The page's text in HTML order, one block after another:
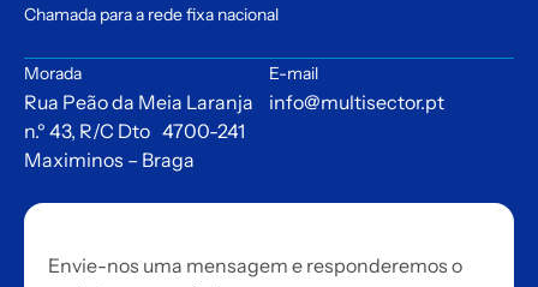
Chamada para a rede fixa nacional
Morada
Rua Peão da Meia Laranja
n.º 43, R/C Dto 4700-241
Maximinos – Braga
E-mail
info@multisector.pt
Envie-nos uma mensagem e responderemos o